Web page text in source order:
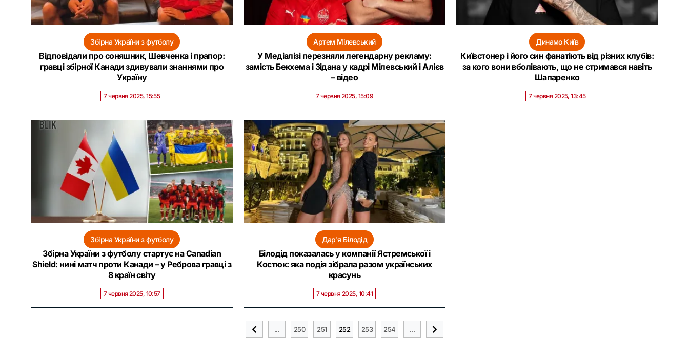
Збірна України з футболу
Відповідали про соняшник, Шевченка і прапор:
гравці збірної Канади здивували знаннями про
Україну
7 червня 2025, 15:55
Артем Мілевський
У Медіалізі перезняли легендарну рекламу:
замість Бекхема і Зідана у кадрі Мілевський і Алієв
– відео
7 червня 2025, 15:09
Динамо Київ
Київстонер і його син фанатіють від різних клубів:
за кого вони вболівають, що не стримався навіть
Шапаренко
7 червня 2025, 13:45
Збірна України з футболу
Збірна України з футболу стартує на Canadian
Shield: нині матч проти Канади – у Реброва гравці з
8 країн світу
7 червня 2025, 10:57
Дар'я Білодід
Білодід показалась у компанії Ястремської і
Костюк: яка подія зібрала разом українських
красунь
7 червня 2025, 10:41
... 250 251 252 253 254 ...